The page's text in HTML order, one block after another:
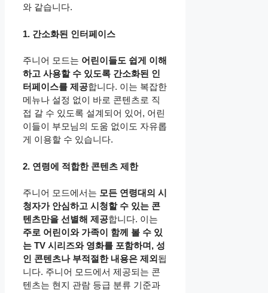
와 같습니다.
1. 간소화된 인터페이스
주니어 모드는 어린이들도 쉽게 이해
하고 사용할 수 있도록 간소화된 인
터페이스를 제공합니다. 이는 복잡한
메뉴나 설정 없이 바로 콘텐츠로 직
접 갈 수 있도록 설계되어 있어, 어린
이들이 부모님의 도움 없이도 자유롭
게 이용할 수 있습니다.
2. 연령에 적합한 콘텐츠 제한
주니어 모드에서는 모든 연령대의 시
청자가 안심하고 시청할 수 있는 콘
텐츠만을 선별해 제공합니다. 이는
주로 어린이와 가족이 함께 볼 수 있
는 TV 시리즈와 영화를 포함하며, 성
인 콘텐츠나 부적절한 내용은 제외됩
니다. 주니어 모드에서 제공되는 콘
텐츠는 현지 관람 등급 분류 기준과